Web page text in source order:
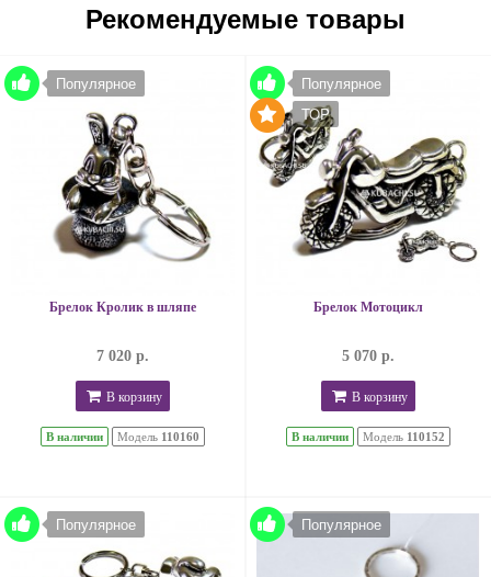
Рекомендуемые товары
Популярное
Брелок Кролик в шляпе
7 020 р.
В корзину
В наличии Модель 110160
Популярное
TOP
Брелок Мотоцикл
5 070 р.
В корзину
В наличии Модель 110152
Популярное Популярное